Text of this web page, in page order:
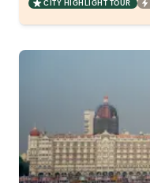
CITY HIGHLIGHT TOUR